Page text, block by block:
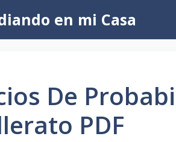
en mi Casa
De
PDF